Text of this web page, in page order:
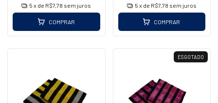
5 x de R$7,78 sem juros
COMPRAR
5 x de R$7,78 sem juros
COMPRAR
ESGOTADO